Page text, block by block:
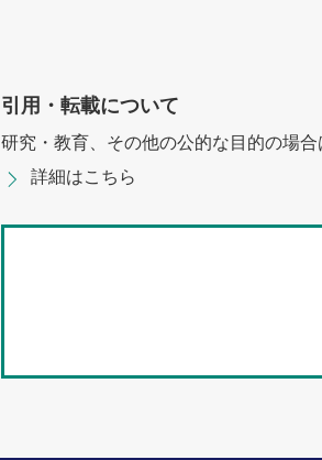
引用・転載について
研究・教育、その他の公的な目的の場
詳細はこちら